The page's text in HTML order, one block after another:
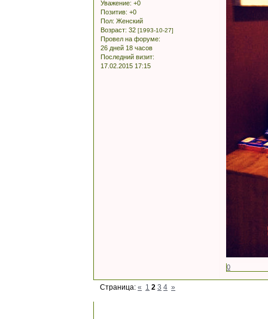
Уважение: +0
Позитив: +0
Пол: Женский
Возраст: 32 [1993-10-27]
Провел на форуме:
26 дней 18 часов
Последний визит:
17.02.2015 17:15
0
Страница:« 1 2 3 4 »